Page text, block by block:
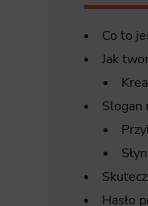
Co to
Jak
Slogan
Hasło